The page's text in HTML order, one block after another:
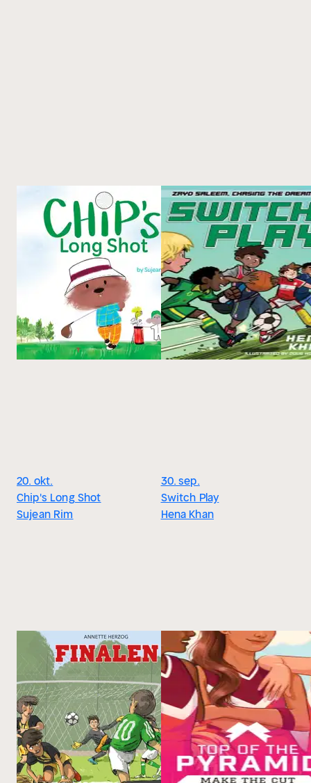
20. okt.
Chip's Long Shot
Sujean Rim
30. sep.
Switch Play
Hena Khan